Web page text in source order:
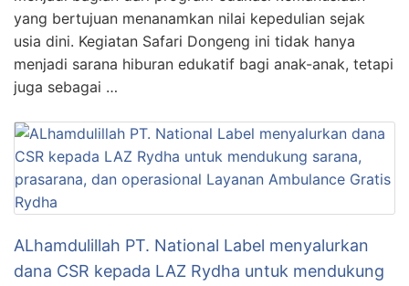
yang bertujuan menanamkan nilai kepedulian sejak
usia dini. Kegiatan Safari Dongeng ini tidak hanya
menjadi sarana hiburan edukatif bagi anak-anak, tetapi
juga sebagai …
ALhamdulillah PT. National Label menyalurkan
dana CSR kepada LAZ Rydha untuk mendukung